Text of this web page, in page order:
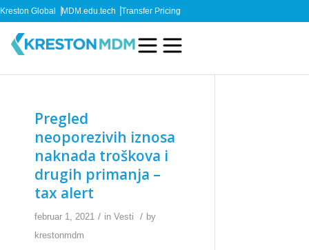
Kreston Global MDM.edu.tech Transfer Pricing
Pregled
neoporezivih iznosa
naknada troškova i
drugih primanja –
tax alert
februar 1, 2021 / in Vesti / by
krestonmdm